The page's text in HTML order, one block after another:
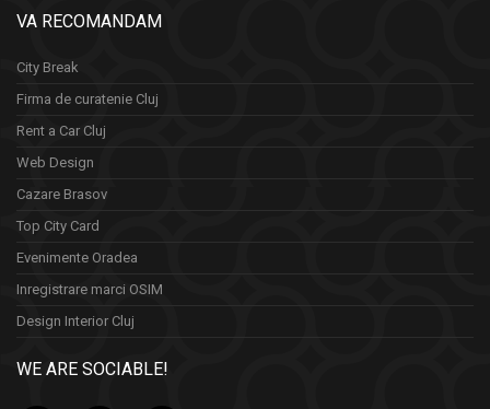
VA RECOMANDAM
City Break
Firma de curatenie Cluj
Rent a Car Cluj
Web Design
Cazare Brasov
Top City Card
Evenimente Oradea
Inregistrare marci OSIM
Design Interior Cluj
WE ARE SOCIABLE!